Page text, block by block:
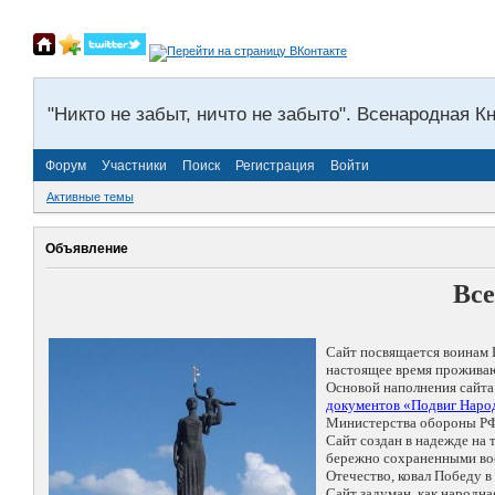
"Никто не забыт, ничто не забыто". Всенародная
Форум Участники Поиск Регистрация Войти
Активные темы
Объявление
Сайт посвящается
настоящее время
Основой наполнения
документов «Подвиг
Министерства обороны
Сайт создан в надежде
бережно сохраненными
Отечество, ковал Победу